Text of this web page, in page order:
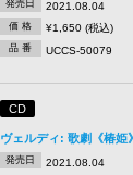
発売日 2021.08.04
価 格 ¥1,650 (税込)
品 番 UCCS-50079
CD
ヴェルディ: 歌劇《椿姫
発売日 2021.08.04